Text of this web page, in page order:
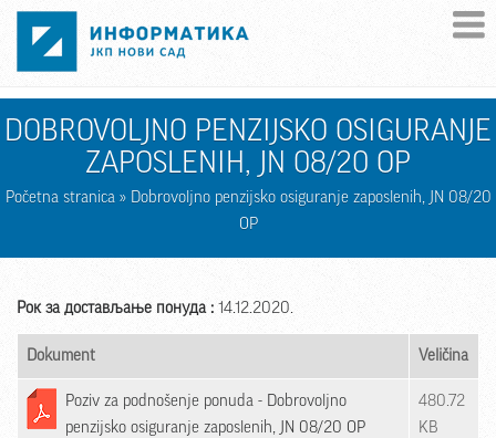
Skip to main content
DOBROVOLJNO PENZIJSKO OSIGURANJE
ZAPOSLENIH, JN 08/20 OP
Početna stranica» Dobrovoljno penzijsko osiguranje zaposlenih, JN 08/20
OP
Рок за достављање понуда : 14.12.2020.
Dokument Veličina
Poziv za podnošenje ponuda - Dobrovoljno
penzijsko osiguranje zaposlenih, JN 08/20 OP
480.72
KB